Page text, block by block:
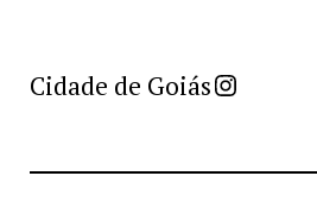
Cidade de GoiásImprensa Criativa da Cidade de Goiás